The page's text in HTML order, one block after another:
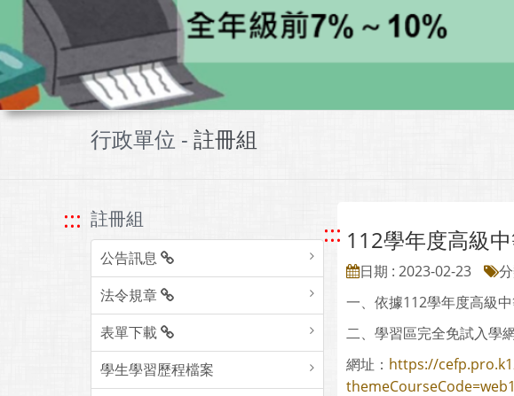
行政單位 - 註冊組
::: 註冊組
公告訊息
法令規章
表單下載
學生學習歷程檔案
::: 112學年度高級
日期 : 2023-02-23
一、依據112學年度高級
二、學習區完全免試入學
網址： https://